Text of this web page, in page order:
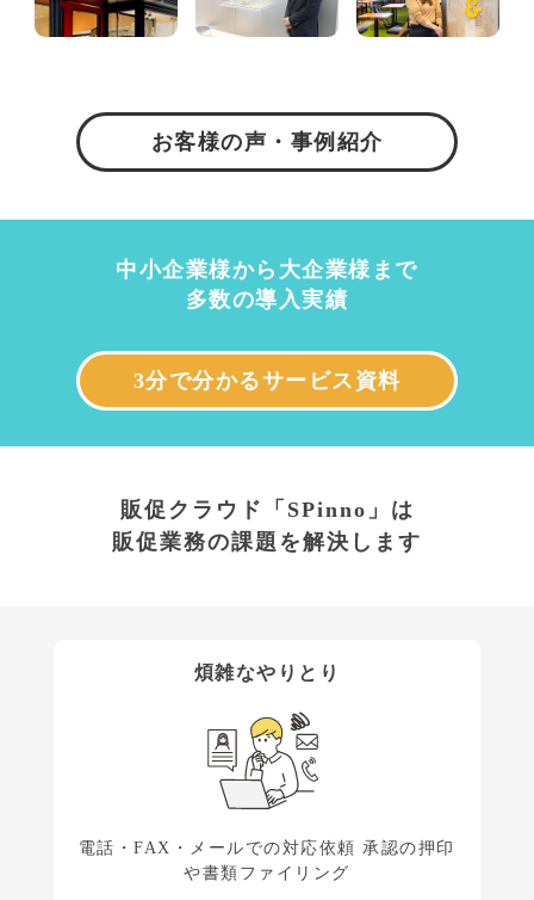
お客様の声・事例紹介
中小企業様から大企業様まで
多数の導入実績
3分で分かるサービス資料
販促クラウド「SPinno」は
販促業務の課題を解決します
煩雑なやりとり
電話・FAX・メールでの対応依頼 承認の押印
や書類ファイリング